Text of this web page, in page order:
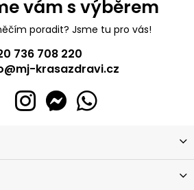
vám s výběrem
poradit? Jsme tu pro vás!
736 708 220
@mj-krasazdravi.cz